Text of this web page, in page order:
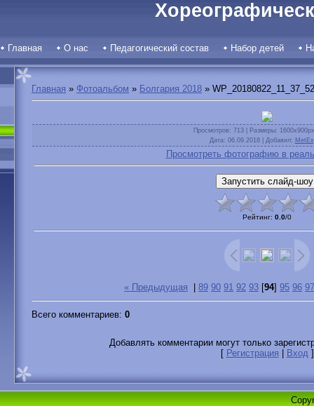
Главная О нас Педагогический состав Набор детей
Главная » Фотоальбом » Болгария 2018 »
Просмотров: 713 | Размеры:
Дата: 06.09.2018 | Добавил:
Просмотреть фотографию в
Рейтинг: 0.0/0
« Предыдущая 89 90 91 92 93 [94] 95 96 97
Всего комментариев: 0
Добавлять комментарии могут только
[ Регистрация Вход]